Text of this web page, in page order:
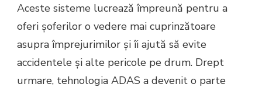
Aceste sisteme lucrează împreună pentru a
oferi șoferilor o vedere mai cuprinzătoare
asupra împrejurimilor și îi ajută să evite
accidentele și alte pericole pe drum. Drept
urmare, tehnologia ADAS a devenit o parte